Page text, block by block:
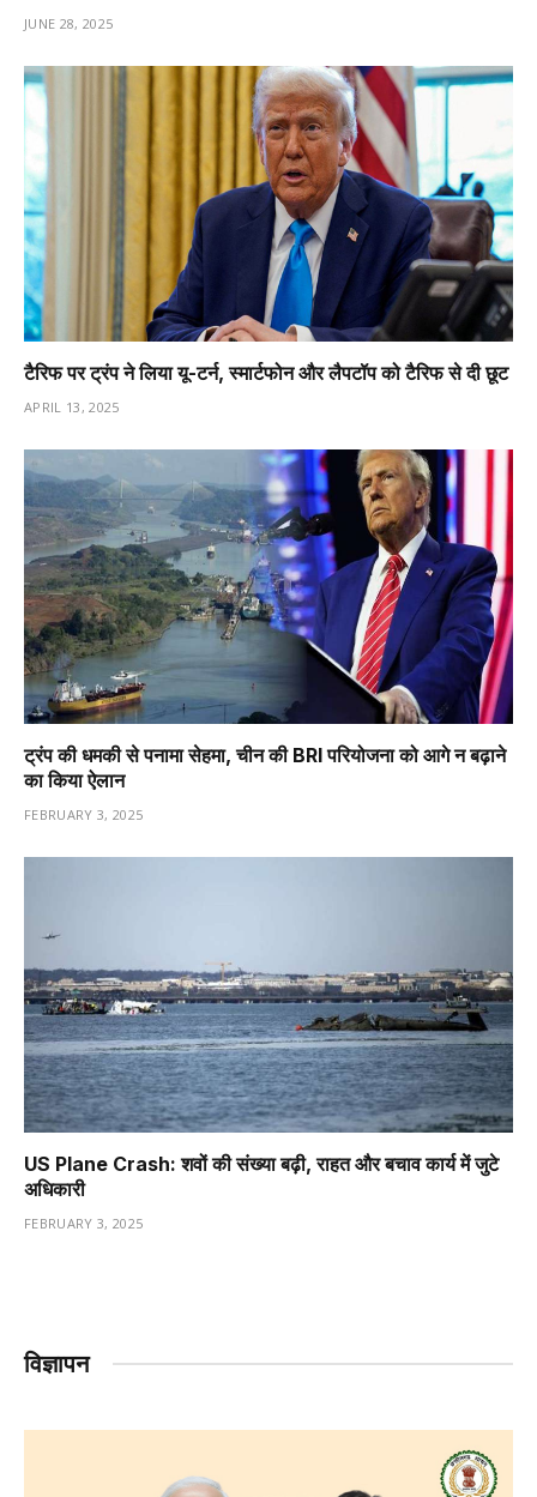
JUNE 28, 2025
टैरिफ पर ट्रंप ने लिया यू-टर्न, स्मार्टफोन और लैपटॉप को टैरिफ से दी छूट
APRIL 13, 2025
ट्रंप की धमकी से पनामा सेहमा, चीन की BRI परियोजना को आगे न बढ़ाने
का किया ऐलान
FEBRUARY 3, 2025
US Plane Crash: शवों की संख्या बढ़ी, राहत और बचाव कार्य में जुटे
अधिकारी
FEBRUARY 3, 2025
विज्ञापन